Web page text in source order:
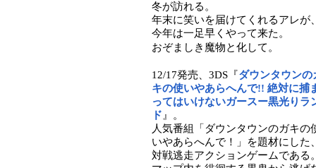
冬が訪れる。
年末に笑いを届けてくれるアレが
今年は一足早くやって来た。
おぞましき魔物と化して。
12/17発売、3DS『ダウンタウンの
キの使いやあらへんで!! 絶対に捕
ってはいけないガースー黒光りラ
ド 』。
人気番組「ダウンタウンのガキの
いやあらへんで！」を題材にした
対戦逃走アクションゲームである